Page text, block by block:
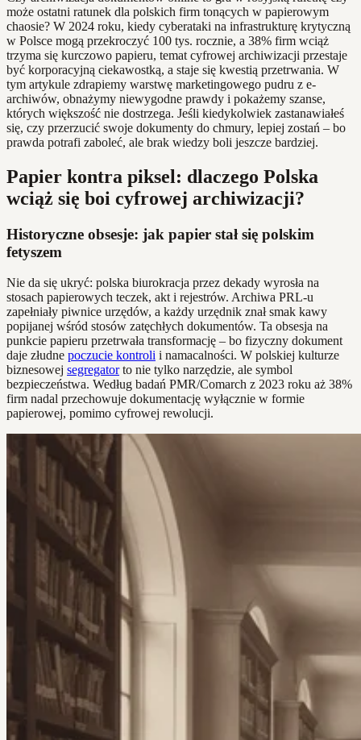
może ostatni ratunek dla polskich firm tonących w papierowym
chaosie? W 2024 roku, kiedy cyberataki na infrastrukturę krytyczną
w Polsce mogą przekroczyć 100 tys. rocznie, a 38% firm wciąż
trzyma się kurczowo papieru, temat cyfrowej archiwizacji przestaje
być korporacyjną ciekawostką, a staje się kwestią przetrwania. W
tym artykule zdrapiemy warstwę marketingowego pudru z e-
archiwów, obnażymy niewygodne prawdy i pokażemy szanse,
których większość nie dostrzega. Jeśli kiedykolwiek zastanawiałeś
się, czy przerzucić swoje dokumenty do chmury, lepiej zostań – bo
prawda potrafi zaboleć, ale brak wiedzy boli jeszcze bardziej.
Papier kontra piksel: dlaczego Polska
wciąż się boi cyfrowej archiwizacji?
Historyczne obsesje: jak papier stał się polskim
fetyszem
Nie da się ukryć: polska biurokracja przez dekady wyrosła na
stosach papierowych teczek, akt i rejestrów. Archiwa PRL-u
zapełniały piwnice urzędów, a każdy urzędnik znał smak kawy
popijanej wśród stosów zatęchłych dokumentów. Ta obsesja na
punkcie papieru przetrwała transformację – bo fizyczny dokument
daje złudne poczucie kontroli i namacalności. W polskiej kulturze
biznesowej segregatorto nie tylko narzędzie, ale symbol
bezpieczeństwa. Według badań PMR/Comarch z 2023 roku aż 38%
firm nadal przechowuje dokumentację wyłącznie w formie
papierowej, pomimo cyfrowej rewolucji.